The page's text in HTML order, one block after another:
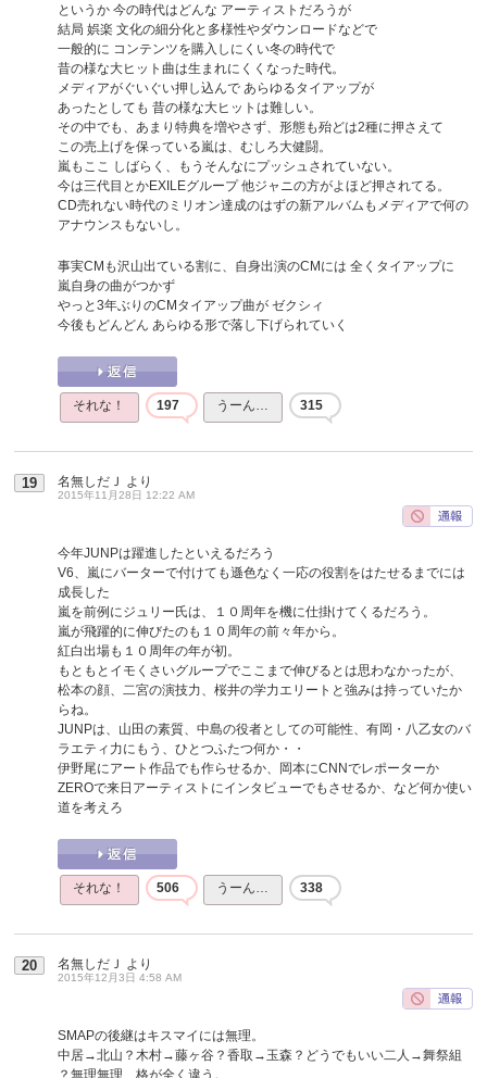
というか 今の時代はどんな アーティストだろうが
結局 娯楽 文化の細分化と多様性やダウンロードなどで
一般的に コンテンツを購入しにくい冬の時代で
昔の様な大ヒット曲は生まれにくくなった時代。
メディアがぐいぐい押し込んで あらゆるタイアップが
あったとしても 昔の様な大ヒットは難しい。
その中でも、あまり特典を増やさず、形態も殆どは2種に押さえて
この売上げを保っている嵐は、むしろ大健闘。
嵐もここ しばらく、もうそんなにプッシュされていない。
今は三代目とかEXILEグループ 他ジャニの方がよほど押されてる。
CD売れない時代のミリオン達成のはずの新アルバムもメディアで何の
アナウンスもないし。
事実CMも沢山出ている割に、自身出演のCMには 全くタイアップに
嵐自身の曲がつかず
やっと3年ぶりのCMタイアップ曲が ゼクシィ
今後もどんどん あらゆる形で落し下げられていく
それな！ 197 うーん… 315
19 名無しだＪ より
2015年11月28日 12:22 AM
今年JUNPは躍進したといえるだろう
V6、嵐にバーターで付けても遜色なく一応の役割をはたせるまでには
成長した
嵐を前例にジュリー氏は、１０周年を機に仕掛けてくるだろう。
嵐が飛躍的に伸びたのも１０周年の前々年から。
紅白出場も１０周年の年が初。
もともとイモくさいグループでここまで伸びるとは思わなかったが、
松本の顔、二宮の演技力、桜井の学力エリートと強みは持っていたか
らね。
JUNPは、山田の素質、中島の役者としての可能性、有岡・八乙女のバ
ラエティ力にもう、ひとつふたつ何か・・
伊野尾にアート作品でも作らせるか、岡本にCNNでレポーターか
ZEROで来日アーティストにインタビューでもさせるか、など何か使い
道を考えろ
それな！ 506 うーん… 338
20 名無しだＪ より
2015年12月3日 4:58 AM
SMAPの後継はキスマイには無理。
中居→北山？木村→藤ヶ谷？香取→玉森？どうでもいい二人→舞祭組
？無理無理、格が全く違う。